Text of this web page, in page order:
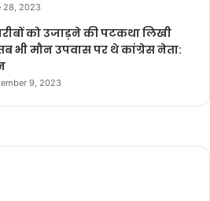
सरकार स्वरोजगार की
राज्य में आनें वाले
में निर्मित घड़ियां दी जा रही
उत्तराखण्ड के स्मृति चिहन
किया जाता है। जब इस बारें में
अजेन्द्र अजय से पूछा जाता है
28, 2023
को उजाड़ने की पटकथा लिखी
भी मौन उपवास पर थे कांग्रेस नेता:
9, 2023